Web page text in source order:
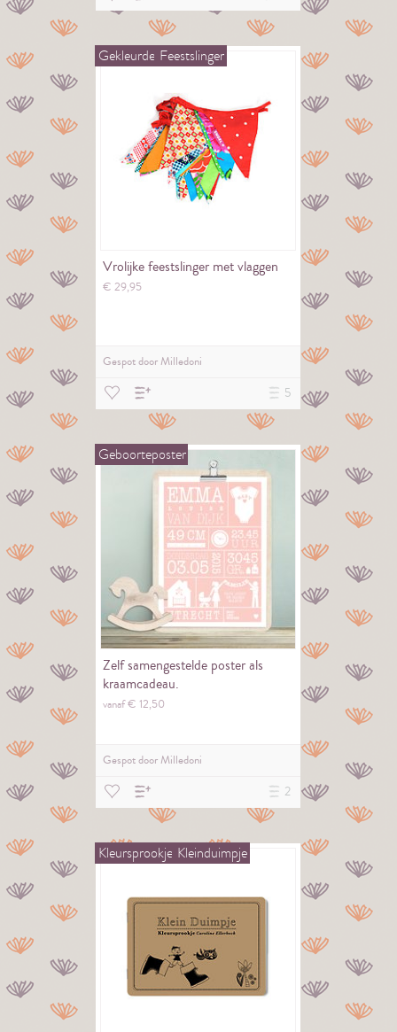
Gekleurde Feestslinger
Vrolijke feestslinger met vlaggen
€29,95
Gespot doorMilledoni
5
Geboorteposter
Zelf samengestelde poster als
kraamcadeau.
vanaf € 12,50
Gespot doorMilledoni
2
Kleursprookje Kleinduimpje